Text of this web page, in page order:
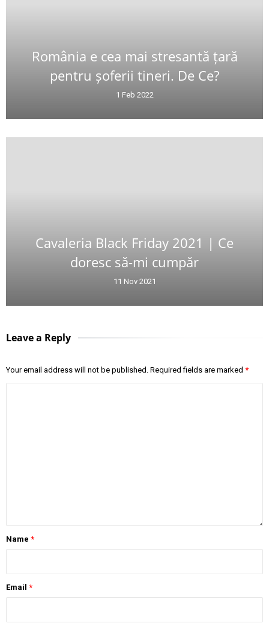
România e cea mai stresantă țară
pentru șoferii tineri. De Ce?
1 Feb 2022
Cavaleria Black Friday 2021 | Ce
doresc să-mi cumpăr
11 Nov 2021
Leave a Reply
Your email address will not be published. Required fields are marked *
Name *
Email *